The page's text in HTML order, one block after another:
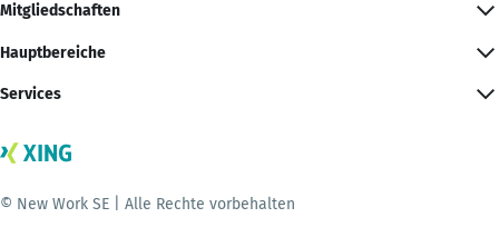
Mitgliedschaften
Hauptbereiche
Services
© New Work SE | Alle Rechte vorbehalten